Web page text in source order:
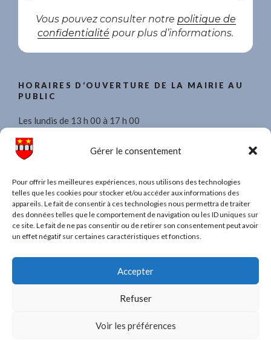
Gérer le consentement
Pour offrir les meilleures expériences, nous utilisons des technologies
telles que les cookies pour stocker et/ou accéder aux informations des
appareils. Le fait de consentir à ces technologies nous permettra de traiter
des données telles que le comportement de navigation ou les ID uniques sur
ce site. Le fait de ne pas consentir ou de retirer son consentement peut avoir
un effet négatif sur certaines caractéristiques et fonctions.
Accepter
Refuser
Voir les préférences
Vous pouvez consulter notre politique de
confidentialité pour plus d’informations.
HORAIRES D’OUVERTURE DE LA MAIRIE AU
PUBLIC
Les lundis de 13 h 00 à 17 h 00
Les mercredis de 8 h 30 à 11 h 30 et de 13 h 00 à 17 h 00.
Les vendredis de 13 h 00 à 17 h 00
TAPEZ UN MOT POUR RECHERCHER DANS
TOUT LE SITE